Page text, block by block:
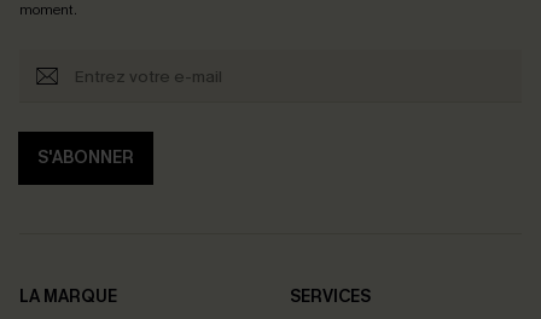
moment.
S'ABONNER
LA MARQUE
SERVICES